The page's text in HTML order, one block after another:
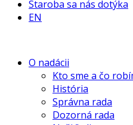
Staroba sa nás dotýka
EN
O nadácii
Kto sme a čo
História
Správna rada
Dozorná rada